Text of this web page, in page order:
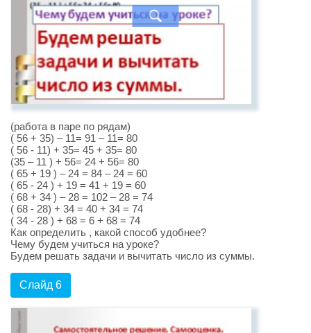
(работа в паре по рядам)
( 56 + 35) – 11= 91 – 11= 80
( 56 - 11) + 35= 45 + 35= 80
(35 – 11 ) + 56= 24 + 56= 80
( 65 + 19 ) – 24 = 84 – 24 = 60
( 65 - 24 ) + 19 = 41 + 19 = 60
( 68 + 34 ) – 28 = 102 – 28 = 74
( 68 - 28) + 34 = 40 + 34 = 74
( 34 - 28 ) + 68 = 6 + 68 = 74
Как определить , какой способ удобнее?
Чему будем учиться на уроке?
Будем решать задачи и вычитать число из суммы.
Слайд 6